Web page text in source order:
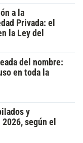
a la
Privada: el
la Ley del
del nombre:
en toda la
y
según el